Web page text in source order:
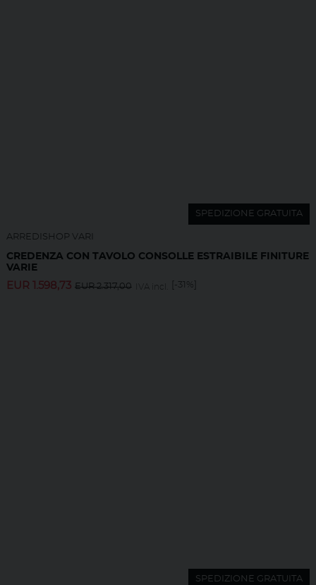
SPEDIZIONE GRATUITA
ARREDISHOP VARI
CREDENZA CON TAVOLO CONSOLLE ESTRAIBILE FINITURE
VARIE
EUR 1.598,73 EUR2.317,00 IVA incl. [-31%]
SPEDIZIONE GRATUITA